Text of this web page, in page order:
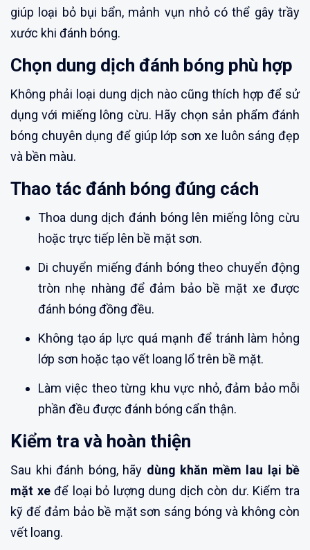
giúp loại bỏ bụi bẩn, mảnh vụn nhỏ có thể gây trầy
xước khi đánh bóng.
Chọn dung dịch đánh bóng phù hợp
Không phải loại dung dịch nào cũng thích hợp để sử
dụng với miếng lông cừu. Hãy chọn sản phẩm đánh
bóng chuyên dụng để giúp lớp sơn xe luôn sáng đẹp
và bền màu.
Thao tác đánh bóng đúng cách
Thoa dung dịch đánh bóng lên miếng lông cừu
hoặc trực tiếp lên bề mặt sơn.
Di chuyển miếng đánh bóng theo chuyển động
tròn nhẹ nhàng để đảm bảo bề mặt xe được
đánh bóng đồng đều.
Không tạo áp lực quá mạnh để tránh làm hỏng
lớp sơn hoặc tạo vết loang lổ trên bề mặt.
Làm việc theo từng khu vực nhỏ, đảm bảo mỗi
phần đều được đánh bóng cẩn thận.
Kiểm tra và hoàn thiện
Sau khi đánh bóng, hãy dùng khăn mềm lau lại bề
mặt xeđể loại bỏ lượng dung dịch còn dư. Kiểm tra
kỹ để đảm bảo bề mặt sơn sáng bóng và không còn
vết loang.